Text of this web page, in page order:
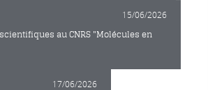
15/06/2026
au CNRS "Molécules en
17/06/2026